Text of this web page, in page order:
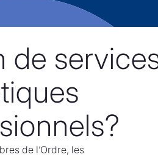
de
de l’Ordre, les